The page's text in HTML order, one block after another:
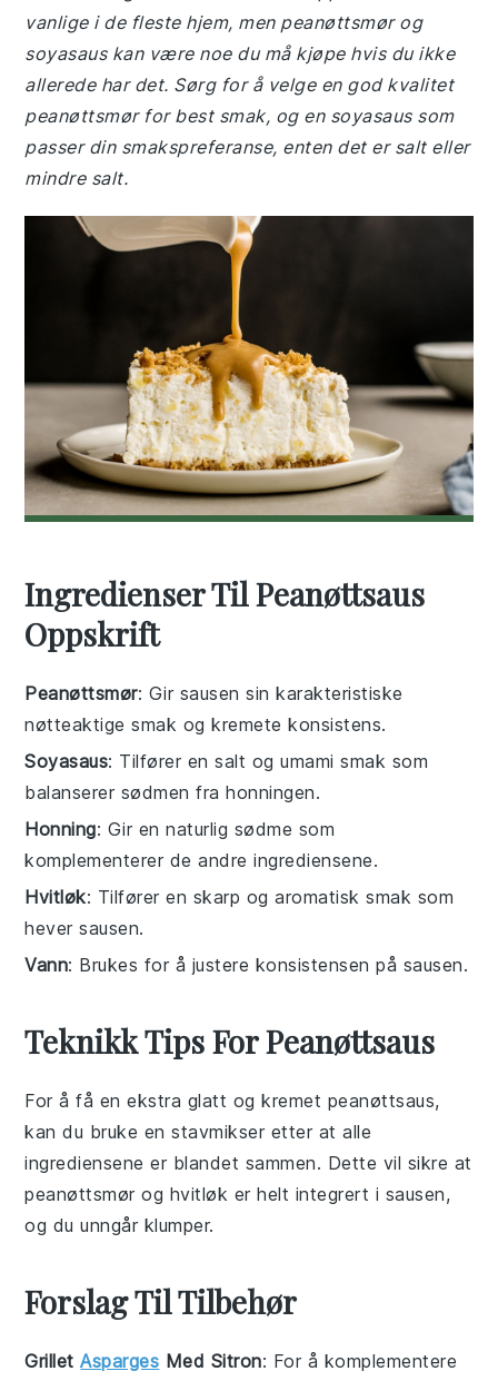
vanlige i de fleste hjem, men peanøttsmør og
soyasaus kan være noe du må kjøpe hvis du ikke
allerede har det. Sørg for å velge en god kvalitet
peanøttsmør for best smak, og en soyasaus som
passer din smakspreferanse, enten det er salt eller
mindre salt.
Ingredienser Til Peanøttsaus
Oppskrift
Peanøttsmør: Gir sausen sin karakteristiske
nøtteaktige smak og kremete konsistens.
Soyasaus: Tilfører en salt og umami smak som
balanserer sødmen fra honningen.
Honning: Gir en naturlig sødme som
komplementerer de andre ingrediensene.
Hvitløk: Tilfører en skarp og aromatisk smak som
hever sausen.
Vann: Brukes for å justere konsistensen på sausen.
Teknikk Tips For Peanøttsaus
For å få en ekstra glatt og kremet peanøttsaus,
kan du bruke en stavmikser etter at alle
ingrediensene er blandet sammen. Dette vil sikre at
peanøttsmør og hvitløk er helt integrert i sausen,
og du unngår klumper.
Forslag Til Tilbehør
GrilletAsparges Med Sitron: For å komplementere